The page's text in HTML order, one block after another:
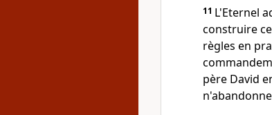
11 L'Eternel
construire
règles en
père David